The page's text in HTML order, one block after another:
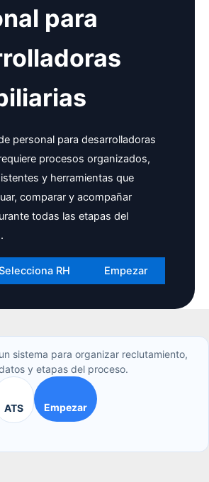
para
personal para desarrolladoras
procesos organizados,
y herramientas que
comparar y acompañar
todas las etapas del
RH Empezar
sistema para organizar reclutamiento,
y etapas del proceso.
ATS Empezar